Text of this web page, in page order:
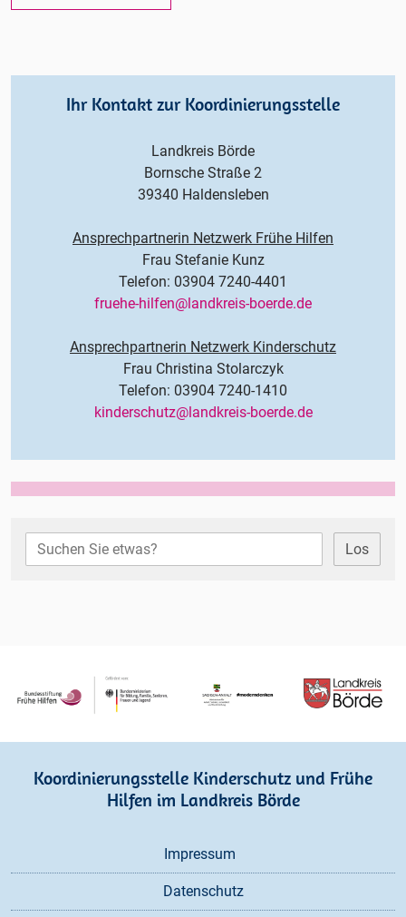
Ihr Kontakt zur Koordinierungsstelle
Landkreis Börde
Bornsche Straße 2
39340 Haldensleben
Ansprechpartnerin Netzwerk Frühe Hilfen
Frau Stefanie Kunz
Telefon: 03904 7240-4401
fruehe-hilfen@landkreis-boerde.de
Ansprechpartnerin Netzwerk Kinderschutz
Frau Christina Stolarczyk
Telefon: 03904 7240-1410
kinderschutz@landkreis-boerde.de
Los
Koordinierungsstelle Kinderschutz und Frühe
Hilfen im Landkreis Börde
Impressum
Datenschutz